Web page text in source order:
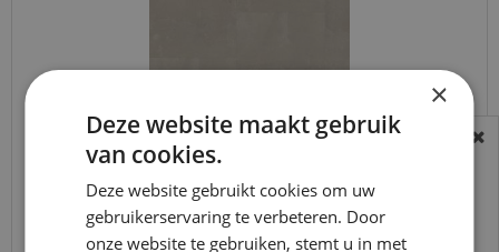
Ambiant - Piero Beige (Klik PVC)
BEREIKBAARHEID
In verband met de vakantie periode zijn wij
t/m 14 augustus telefonisch helaas niet
bereikbaar.
×
Deze website maakt gebruik
van cookies.
Deze website gebruikt cookies om uw
gebruikerservaring te verbeteren. Door
onze website te gebruiken, stemt u in met